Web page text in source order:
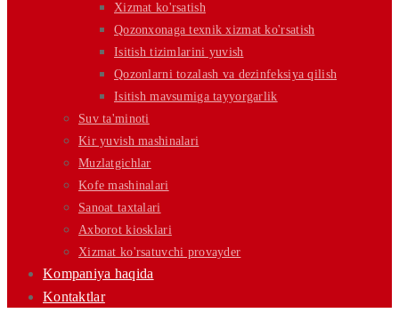
Xizmat ko'rsatish
Qozonxonaga texnik xizmat ko'rsatish
Isitish tizimlarini yuvish
Qozonlarni tozalash va dezinfeksiya qilish
Isitish mavsumiga tayyorgarlik
Suv ta'minoti
Kir yuvish mashinalari
Muzlatgichlar
Kofe mashinalari
Sanoat taxtalari
Axborot kiosklari
Xizmat ko'rsatuvchi provayder
Kompaniya haqida
Kontaktlar